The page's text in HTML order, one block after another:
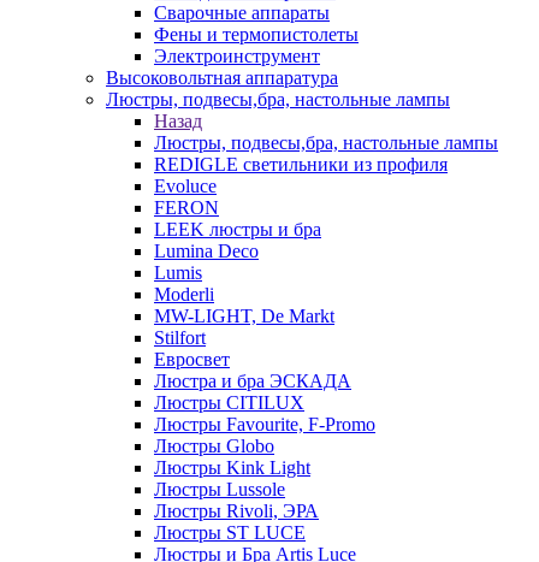
Сварочные аппараты
Фены и термопистолеты
Электроинструмент
Высоковольтная аппаратура
Люстры, подвесы,бра, настольные лампы
Назад
Люстры, подвесы,бра, настольные лампы
REDIGLE светильники из профиля
Evoluce
FERON
LEEK люстры и бра
Lumina Deco
Lumis
Moderli
MW-LIGHT, De Markt
Stilfort
Евросвет
Люстра и бра ЭСКАДА
Люстры CITILUX
Люстры Favourite, F-Promo
Люстры Globo
Люстры Kink Light
Люстры Lussole
Люстры Rivoli, ЭРА
Люстры ST LUCE
Люстры и Бра Artis Luce